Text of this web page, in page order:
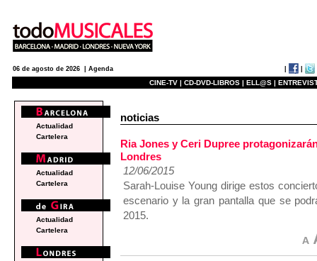
06 de agosto de 2026 | Agenda
CINE-TV | CD-DVD-LIBROS | ELL@S |
noticias
Ria Jones y Ceri Dupree
Londres
12/06/2015
Sarah-Louise Young dirige estos
escenario y la gran pantalla que se
2015.
Actualidad
Cartelera
Actualidad
Cartelera
Actualidad
Cartelera